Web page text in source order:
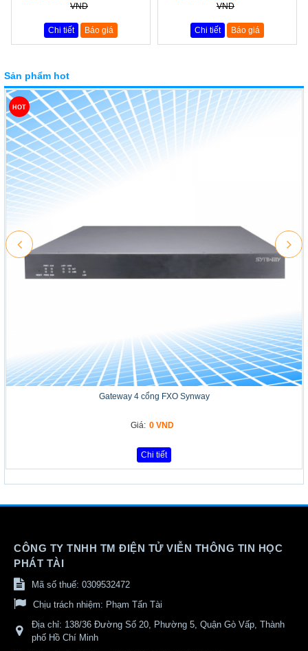
VND
Chi tiết Báo giá
VND
Chi tiết Báo giá
Sản phẩm hot
HOT
Gateway 4 cổng FXO Synway
Giá: 0 VND
Chi tiết
CÔNG TY TNHH TM ĐIỆN TỬ VIỄN THÔNG TIN HỌC
PHÁT TÀI
Mã số thuế: 0309532472
Chịu trách nhiệm: Phạm Tấn Tài
Địa chỉ: 138/36 Đường Số 20, Phường 5, Quận Gò Vấp, Thành
phố Hồ Chí Minh